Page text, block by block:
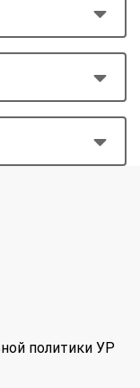
политики УР